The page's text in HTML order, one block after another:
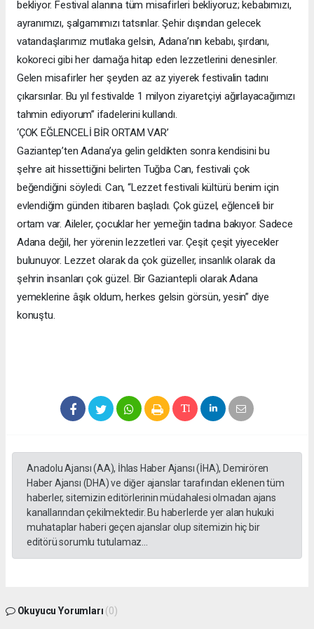
bekliyor. Festival alanına tüm misafirleri bekliyoruz; kebabımızı,
ayranımızı, şalgamımızı tatsınlar. Şehir dışından gelecek
vatandaşlarımız mutlaka gelsin, Adana’nın kebabı, şırdanı,
kokoreci gibi her damağa hitap eden lezzetlerini denesinler.
Gelen misafirler her şeyden az az yiyerek festivalin tadını
çıkarsınlar. Bu yıl festivalde 1 milyon ziyaretçiyi ağırlayacağımızı
tahmin ediyorum” ifadelerini kullandı.
‘ÇOK EĞLENCELİ BİR ORTAM VAR’
Gaziantep’ten Adana’ya gelin geldikten sonra kendisini bu
şehre ait hissettiğini belirten Tuğba Can, festivali çok
beğendiğini söyledi. Can, “Lezzet festivali kültürü benim için
evlendiğim günden itibaren başladı. Çok güzel, eğlenceli bir
ortam var. Aileler, çocuklar her yemeğin tadına bakıyor. Sadece
Adana değil, her yörenin lezzetleri var. Çeşit çeşit yiyecekler
bulunuyor. Lezzet olarak da çok güzeller, insanlık olarak da
şehrin insanları çok güzel. Bir Gaziantepli olarak Adana
yemeklerine âşık oldum, herkes gelsin görsün, yesin” diye
konuştu.
Anadolu Ajansı (AA), İhlas Haber Ajansı (İHA), Demirören
Haber Ajansı (DHA) ve diğer ajanslar tarafından eklenen tüm
haberler, sitemizin editörlerinin müdahalesi olmadan ajans
kanallarından çekilmektedir. Bu haberlerde yer alan hukuki
muhataplar haberi geçen ajanslar olup sitemizin hiç bir
editörü sorumlu tutulamaz...
Okuyucu Yorumları (0)